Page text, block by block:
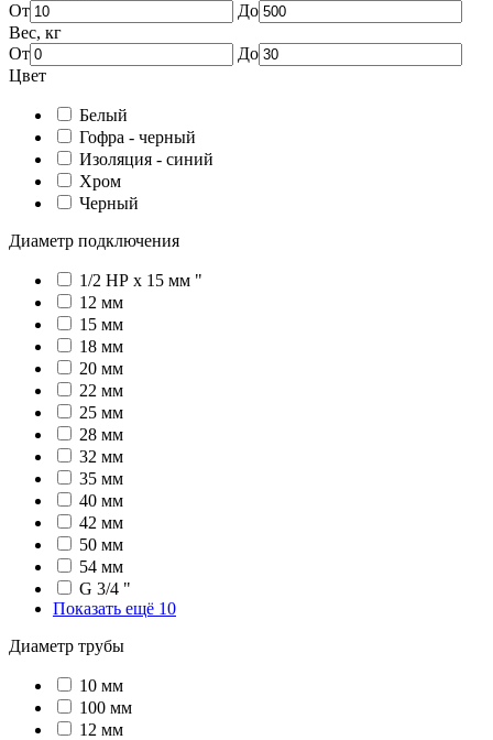
От
До
Вес, кг
От
До
Цвет
Белый
Гофра - черный
Изоляция - синий
Хром
Черный
Диаметр подключения
1/2 НР х 15 мм "
12 мм
15 мм
18 мм
20 мм
22 мм
25 мм
28 мм
32 мм
35 мм
40 мм
42 мм
50 мм
54 мм
G 3/4 "
Показать ещё 10
Диаметр трубы
10 мм
100 мм
12 мм